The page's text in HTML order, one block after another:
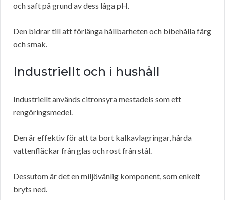
och saft på grund av dess låga pH.
Den bidrar till att förlänga hållbarheten och bibehålla färg
och smak.
Industriellt och i hushåll
Industriellt används citronsyra mestadels som ett
rengöringsmedel.
Den är effektiv för att ta bort kalkavlagringar, hårda
vattenfläckar från glas och rost från stål.
Dessutom är det en miljövänlig komponent, som enkelt
bryts ned.